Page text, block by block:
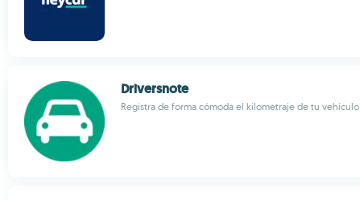
Driversnote
Registra de forma cómoda el kilometraje de tu vehículo